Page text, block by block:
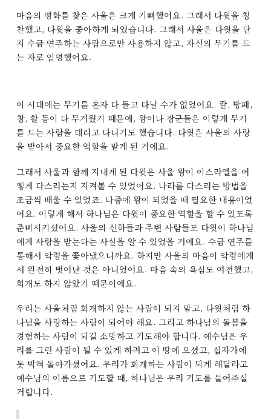
마음의 평화를 찾은 사울은 크게 기뻐했어요. 그래서 다윗을 칭
찬했고, 다윗을 좋아하게 되었습니다. 그래서 사울은 다윗을 단
지 수금 연주하는 사람으로만 사용하지 않고, 자신의 무기를 드
는 자로 임명했어요.
이 시대에는 무기를 혼자 다 들고 다닐 수가 없었어요. 칼, 방패,
창, 활 등이 다 무거웠기 때문에, 왕이나 장군들은 이렇게 무기
를 드는 사람을 데리고 다니기도 했습니다. 다윗은 사울의 사랑
을 받아서 중요한 역할을 맡게 된 거에요.
그래서 사울과 함께 지내게 된 다윗은 사울 왕이 이스라엘을 어
떻게 다스리는지 지켜볼 수 있었어요. 나라를 다스리는 방법을
조금씩 배울 수 있었죠. 나중에 왕이 되었을 때 필요한 내용이었
어요. 이렇게 해서 하나님은 다윗이 중요한 역할을 할 수 있도록
준비시키셨어요. 사울의 신하들과 주변 사람들도 다윗이 하나님
에게 사랑을 받는다는 사실을 알 수 있었을 거에요. 수금 연주를
통해서 악령을 쫓아냈으니까요. 하지만 사울의 마음이 악령에게
서 완전히 벗어난 것은 아니었어요. 마음 속의 욕심도 여전했고,
회개도 하지 않았기 때문이에요.
우리는 사울처럼 회개하지 않는 사람이 되지 말고, 다윗처럼 하
나님을 사랑하는 사람이 되어야 해요. 그리고 하나님의 돌봄을
경험하는 사람이 되길 소망하고 기도해야 합니다. 예수님은 우
리를 그런 사람이 될 수 있게 하려고 이 땅에 오셨고, 십자가에
못 박혀 돌아가셨어요. 우리가 회개하는 사람이 되게 해달라고
예수님의 이름으로 기도할 때, 하나님은 우리 기도를 들어주실
거랍니다.